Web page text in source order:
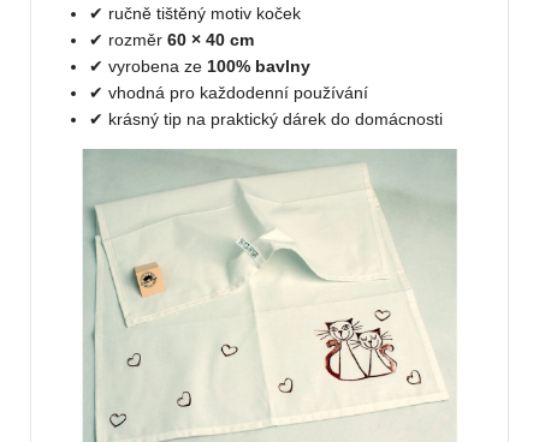
✔ ručně tištěný motiv koček
✔ rozměr 60 × 40 cm
✔ vyrobena ze 100% bavlny
✔ vhodná pro každodenní používání
✔ krásný tip na praktický dárek do domácnosti